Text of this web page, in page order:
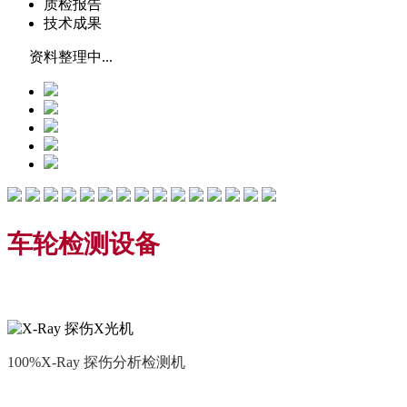
质检报告
技术成果
资料整理中...
车轮检测设备
100%X-Ray 探伤分析检测机